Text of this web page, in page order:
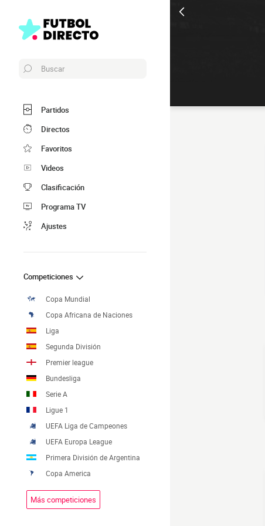
Buscar
Partidos
Directos
Favoritos
Videos
Clasificación
Programa TV
Ajustes
Competiciones
Copa Mundial
Copa Africana de Naciones
Liga
Segunda División
Premier league
Bundesliga
Serie A
Ligue 1
UEFA Liga de Campeones
UEFA Europa League
Primera División de Argentina
Copa America
Más competiciones